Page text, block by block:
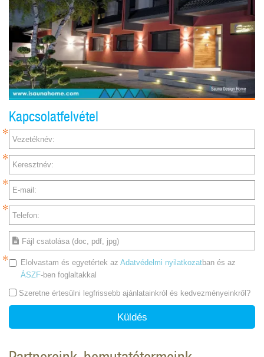
Kapcsolatfelvétel
Vezetéknév:
Keresztnév:
E-mail:
Telefon:
Fájl csatolása (doc, pdf, jpg)
Elolvastam és egyetértek az Adatvédelmi nyilatkozatban és az
ÁSZF-ben foglaltakkal
Szeretne értesülni legfrissebb ajánlatainkról és kedvezményeinkről?
Küldés